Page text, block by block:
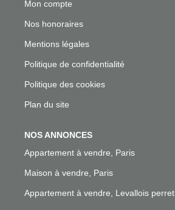
Mon compte
Nos honoraires
Mentions légales
Politique de confidentialité
Politique des cookies
Plan du site
NOS ANNONCES
Appartement à vendre, Paris
Maison à vendre, Paris
Appartement à vendre, Levallois perret